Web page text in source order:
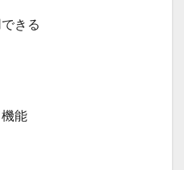
きる
能